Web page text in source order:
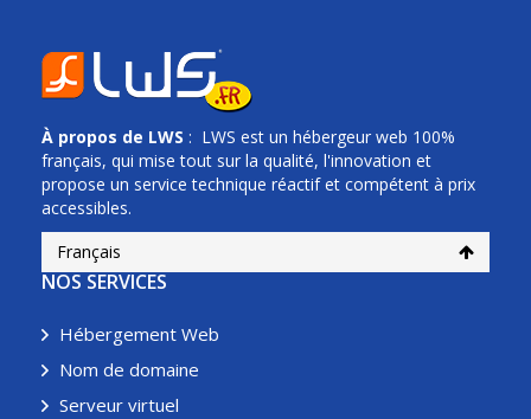
À propos de LWS : LWS est un hébergeur web 100%
français, qui mise tout sur la qualité, l'innovation et
propose un service technique réactif et compétent à prix
accessibles.
Français
NOS SERVICES
Hébergement Web
Nom de domaine
Serveur virtuel